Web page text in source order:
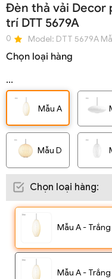
Đèn thả vải Decor
trí DTT 5679A
0 Model: DTT 5679A
Chọn loại hàng
...
Mẫu A
Mẫu D
Chọn loại hàng:
Mẫu A -
Mẫu A -